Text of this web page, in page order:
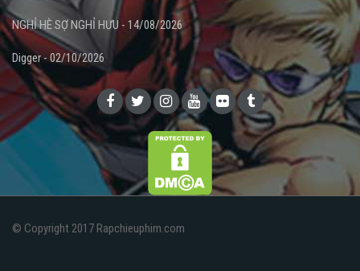
NGHỈ HÈ SỢ NGHỈ HƯU - 14/08/2026
Digger - 02/10/2026
© Copyright 2017 Rapchieuphim.com